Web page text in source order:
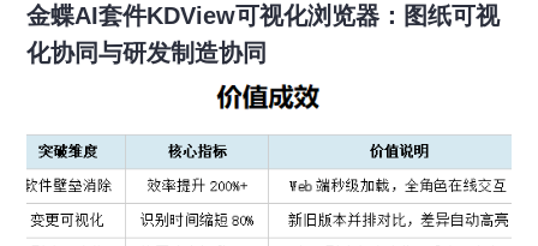
金蝶AI套件KDView可视化浏览器：图纸可视
化协同与研发制造协同